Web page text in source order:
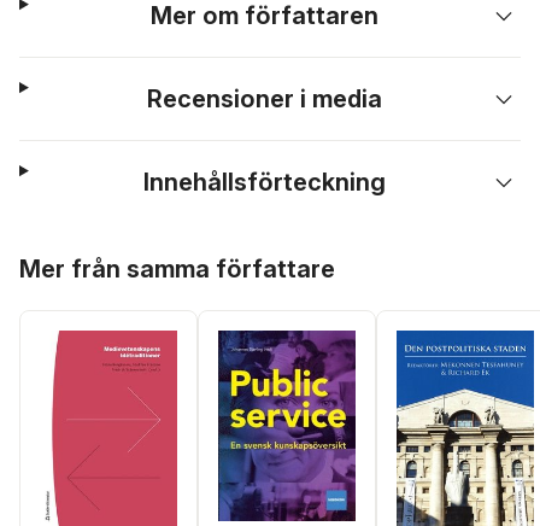
Mer om författaren
Recensioner i media
Innehållsförteckning
Mer från samma författare